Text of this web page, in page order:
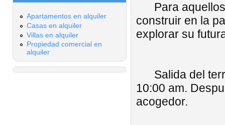
Apartamentos en alquiler
Casas en alquiler
Villas en alquiler
Propiedad comercial en
alquiler
Para aquellos
construir en la
explorar su
Salida del
10:00 am.
acogedor.